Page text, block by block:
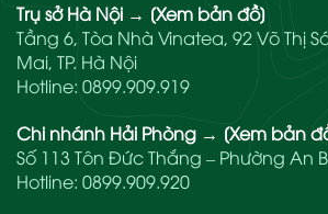
Trụ sở Hà Nội → [Xem bản đồ]
Tầng 6, Tòa Nhà Vinatea, 92 Võ Thị
Mai, TP. Hà Nội
Hotline: 0899.909.919
Chi nhánh Hải Phòng → [Xem bản
Số 113 Tôn Đức Thắng – Phường An
Hotline: 0899.909.920